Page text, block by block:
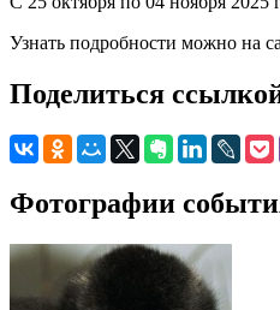
Узнать подробности можно на
Поделиться
Фотографии